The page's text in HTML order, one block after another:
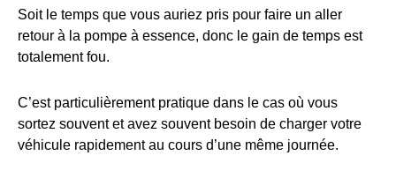
Soit le temps que vous auriez pris pour faire un aller
retour à la pompe à essence, donc le gain de temps est
totalement fou.
C’est particulièrement pratique dans le cas où vous
sortez souvent et avez souvent besoin de charger votre
véhicule rapidement au cours d’une même journée.